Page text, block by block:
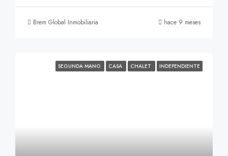
Brem Global Inmobiliaria hace 9 meses
SEGUNDA MANO CASA CHALET INDEPENDIENTE